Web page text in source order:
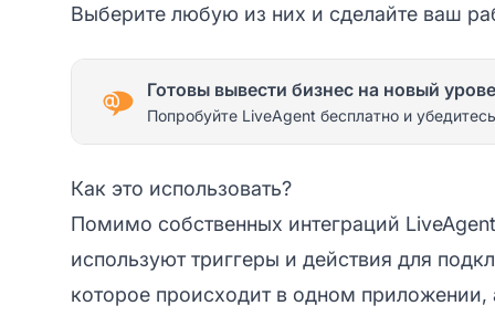
Выберите любую из них и сделайте ваш
Готовы вывести бизнес на новый
Попробуйте LiveAgent бесплатно и
Как это использовать?
Помимо собственных интеграций
используют триггеры и действия для
которое происходит в одном